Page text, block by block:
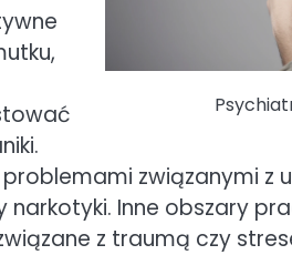
związanymi z
Inne obszary
z traumą czy